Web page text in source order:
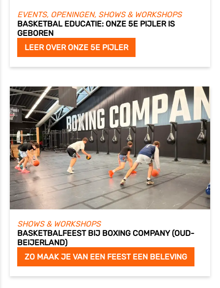
EVENTS, OPENINGEN, SHOWS & WORKSHOPS
BASKETBAL EDUCATIE: ONZE 5E PIJLER IS
GEBOREN
LEER OVER ONZE 5E PIJLER
SHOWS & WORKSHOPS
BASKETBALFEEST BIJ BOXING COMPANY (OUD-
BEIJERLAND)
ZO MAAK JE VAN EEN FEEST EEN BELEVING